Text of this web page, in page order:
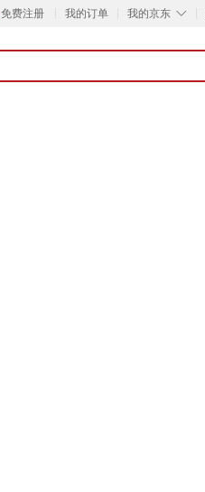
免费注册 我的订单 ◇
我的京东